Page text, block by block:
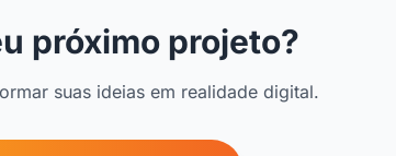
próximo projeto?
suas ideias em realidade digital.